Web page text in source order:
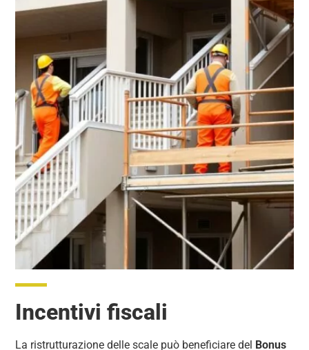
Incentivi fiscali
La ristrutturazione delle scale può beneficiare del Bonus